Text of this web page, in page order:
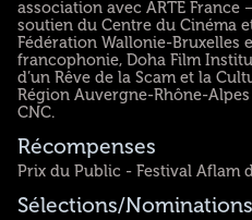
association avec ARTE France
soutien du Centre du Cinéma
Fédération Wallonie-Bruxelles
francophonie, Doha Film
d’un Rêve de la Scam et la
Région Auvergne-Rhône-
CNC.
Récompenses
Prix du Public - Festival Aflam
Sélections/Nominations